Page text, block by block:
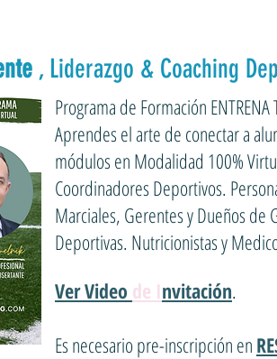
, Liderazgo & Coaching
Programa de Formación
Aprendes el arte de conectar a
módulos en Modalidad 100%
Coordinadores Deportivos.
Marciales, Gerentes y Dueños de
Deportivas. Nutricionistas y
Ver Video de Invitación.
Es necesario pre-inscripción en